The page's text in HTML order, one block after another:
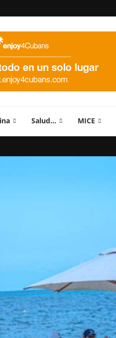
Salud… MICE